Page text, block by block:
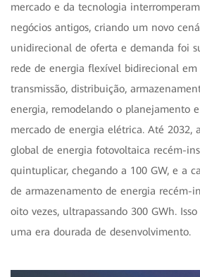
mercado e da tecnologia
negócios antigos, criando um novo
unidirecional de oferta e demanda foi
rede de energia flexível bidirecional em
transmissão, distribuição,
energia, remodelando o planejamento
mercado de energia elétrica. Até 2032,
global de energia fotovoltaica recém-
quintuplicar, chegando a 100 GW, e a
de armazenamento de energia recém-
oito vezes, ultrapassando 300 GWh.
uma era dourada de desenvolvimento.